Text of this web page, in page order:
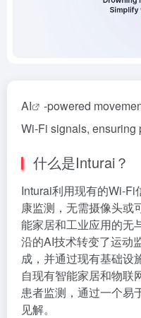
AI
-powered
Wi-Fi signals, ensuring
什么是Inturai？
Inturai利用现有的Wi-Fi
康监测，无需摄像头或
能家居和工业应用的无
沿的AI技术转变了运动
成，并通过现有基础设
自现有智能家居和物联
患者监测，通过一个易
见解。